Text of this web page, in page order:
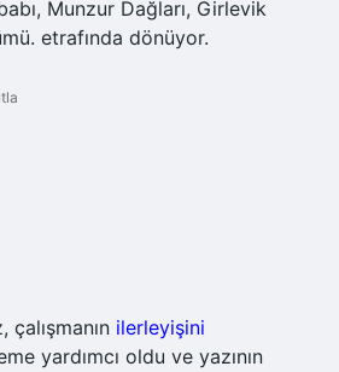
Munzur Dağları, Girlevik
etrafında dönüyor.
çalışmanın ilerleyişini
yardımcı oldu ve yazının